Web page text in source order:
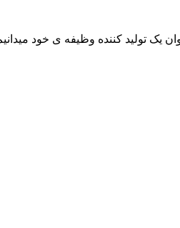
یک تولید کننده وظیفه ی خود